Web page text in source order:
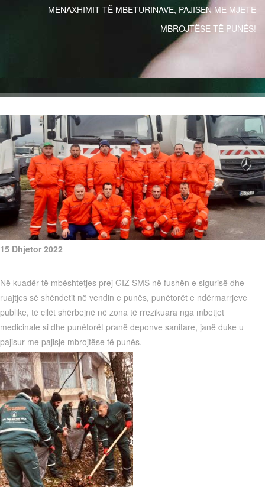
MENAXHIMIT TË MBETURINAVE, PAJISEN ME MJETE
MBROJTËSE TË PUNËS!
15 Dhjetor 2022
Në kuadër të mbështetjes prej GIZ SMS në fushën e sigurisë dhe
ruajtjes së shëndetit në vendin e punës, punëtorët e ndërmarrjeve
publike, të cilët shërbejnë në zona të rrezikuara nga mbetjet
medicinale si dhe punëtorët pranë deponve sanitare, janë duke u
pajisur me pajisje mbrojtëse të punës.